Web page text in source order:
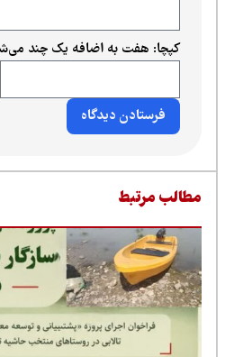
کپچا: هفت به اضافه یک چند می‌شود؟*
مرتبط